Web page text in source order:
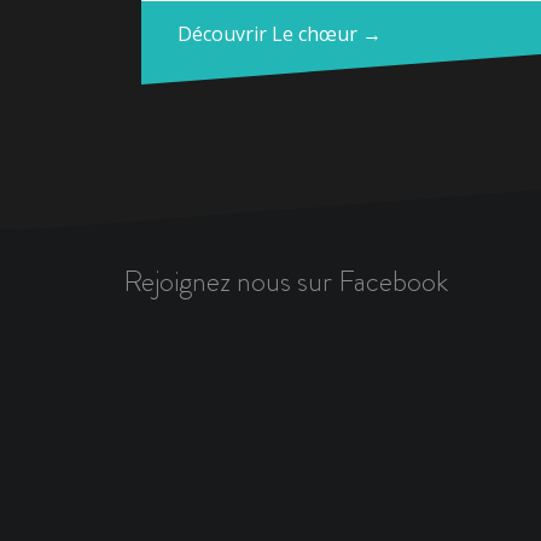
Découvrir Le chœur →
Rejoignez nous sur Facebook